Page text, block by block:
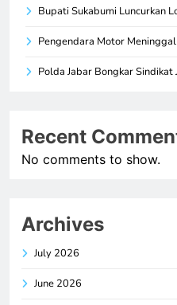
Bupati Sukabumi Luncurkan
Pengendara Motor
Polda Jabar Bongkar
Recent
No comments to show.
Archives
July 2026
June 2026